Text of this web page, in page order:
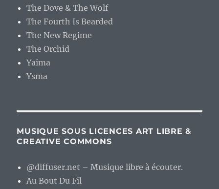
The Dove & The Wolf
The Fourth Is Bearded
The New Regime
The Orchid
Yaima
Ysma
MUSIQUE SOUS LICENCES ART LIBRE &
CREATIVE COMMONS
@diffuser.net – Musique libre à écouter.
Au Bout Du Fil